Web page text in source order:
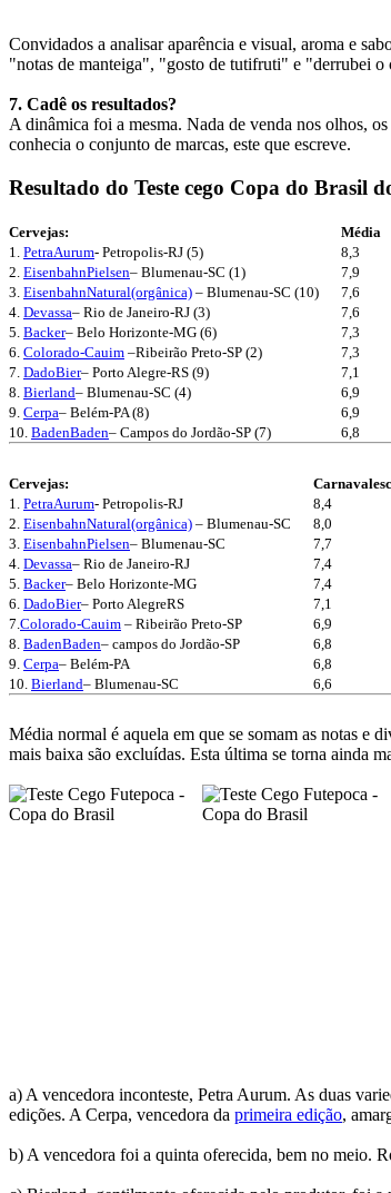
Convidados a analisar aparência e visual, aroma e
"notas de manteiga", "gosto de tutifruti" e "derrubei o
7. Cadê os resultados?
A dinâmica foi a mesma. Nada de venda nos olhos,
conhecia o conjunto de marcas, este que escreve.
Resultado do Teste cego Copa do Brasil
Cervejas:
1. PetraAurum- Petropolis-RJ (5)
2. EisenbahnPielsen– Blumenau-SC (1)
3. EisenbahnNatural(orgânica) – Blumenau-SC (10)
4. Devassa– Rio de Janeiro-RJ (3)
5. Backer– Belo Horizonte-MG (6)
6. Colorado-Cauim –Ribeirão Preto-SP (2)
7. DadoBier– Porto Alegre-RS (9)
8. Bierland– Blumenau-SC (4)
9. Cerpa– Belém-PA (8)
10. BadenBaden– Campos do Jordão-SP (7)
Média
8,3
7,9
7,6
7,6
7,3
7,3
7,1
6,9
6,9
6,8
Cervejas:
1. PetraAurum- Petropolis-RJ
2. EisenbahnNatural(orgânica) – Blumenau-SC
3. EisenbahnPielsen– Blumenau-SC
4. Devassa– Rio de Janeiro-RJ
5. Backer– Belo Horizonte-MG
6. DadoBier– Porto AlegreRS
7. Colorado-Cauim – Ribeirão Preto-SP
8. BadenBaden– campos do Jordão-SP
9. Cerpa– Belém-PA
10. Bierland– Blumenau-SC
8,4
8,0
7,7
7,4
7,4
7,1
6,9
6,8
6,8
6,6
Média normal é aquela em que se somam as notas e
mais baixa são excluídas. Esta última se torna ainda
a) A vencedora inconteste, Petra Aurum. As duas
edições. A Cerpa, vencedora da primeira edição,
b) A vencedora foi a quinta oferecida, bem no meio.